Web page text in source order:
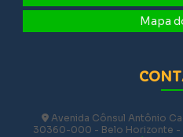
Mapa
Avenida Cônsul Antônio
30360-000 - Belo Horizonte -